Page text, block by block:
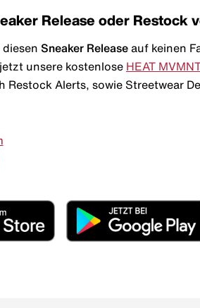
Release oder Restock
Sneaker Release auf keinen
unsere kostenlose HEAT
Restock Alerts, sowie Streetwear